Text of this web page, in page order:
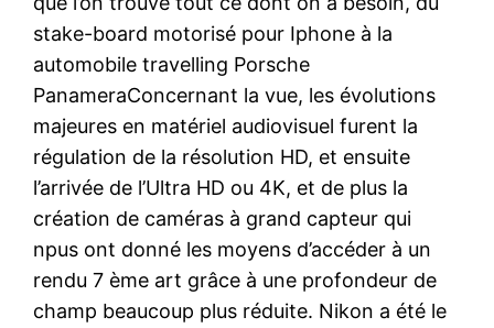
stake-board motorisé pour Iphone à la
automobile travelling Porsche
PanameraConcernant la vue, les évolutions
majeures en matériel audiovisuel furent la
régulation de la résolution HD, et ensuite
l’arrivée de l’Ultra HD ou 4K, et de plus la
création de caméras à grand capteur qui
npus ont donné les moyens d’accéder à un
rendu 7 ème art grâce à une profondeur de
champ beaucoup plus réduite. Nikon a été le